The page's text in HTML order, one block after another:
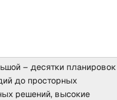
– десятки планировок
до просторных
решений, высокие